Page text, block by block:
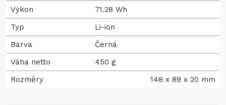
Výkon
71.28 Wh
Typ
Li-ion
Barva
Černá
Váha netto
450 g
Rozměry
148 x 89 x 20 mm